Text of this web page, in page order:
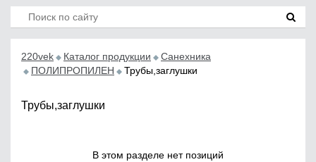
220vek Каталог продукции
Санехника
ПОЛИПРОПИЛЕН
Трубы,заглушки
Трубы,заглушки
В этом разделе нет позиций